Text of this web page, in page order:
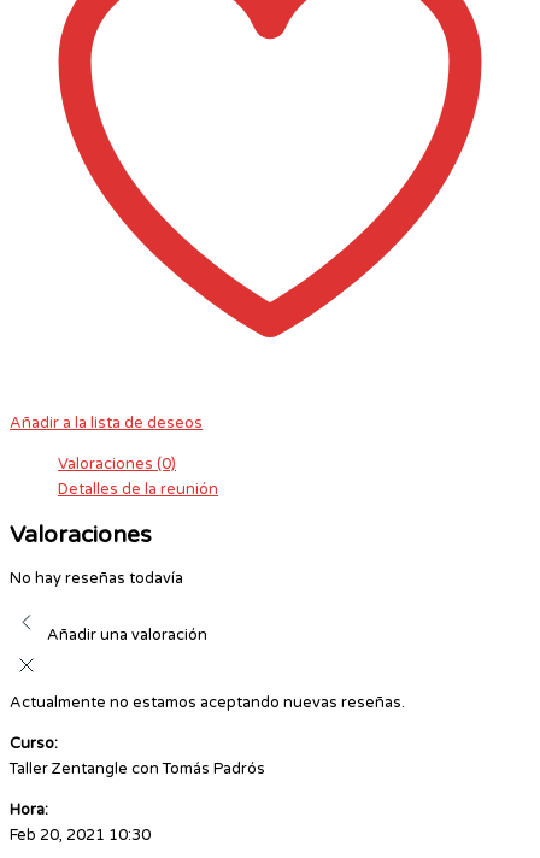
Añadir a la lista de deseos
Valoraciones (0)
Detalles de la reunión
Valoraciones
No hay reseñas todavía
Añadir una valoración
Actualmente no estamos aceptando nuevas reseñas.
Curso:
Taller Zentangle con Tomás Padrós
Hora:
Feb 20, 2021 10:30